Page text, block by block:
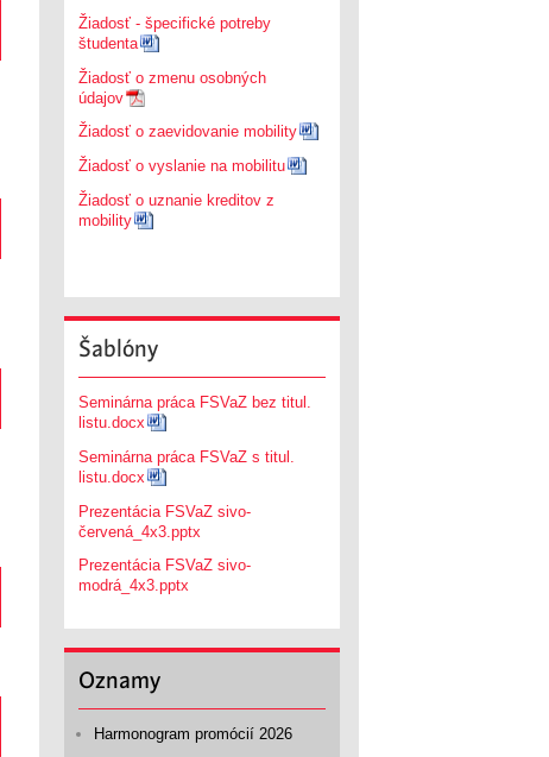
Žiadosť - špecifické potreby
študenta
Žiadosť o zmenu osobných
údajov
Žiadosť o zaevidovanie mobility
Žiadosť o vyslanie na mobilitu
Žiadosť o uznanie kreditov z
mobility
Šablóny
Seminárna práca FSVaZ bez titul.
listu.docx
Seminárna práca FSVaZ s titul.
listu.docx
Prezentácia FSVaZ sivo-
červená_4x3.pptx
Prezentácia FSVaZ sivo-
modrá_4x3.pptx
Oznamy
Harmonogram promócií 2026